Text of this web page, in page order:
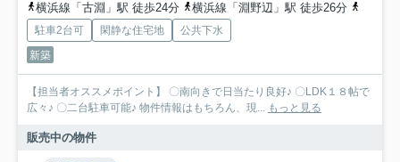
横浜線「古淵」駅 徒歩24分
横浜線「淵野辺」駅 徒歩26分
駐車2台可 閑静な住宅地
公共下水
新築
【担当者オススメポイント】 〇南向きで日当たり良好♪ 〇LDK１８帖で
広々♪ 〇二台駐車可能♪ 物件情報はもちろん、現... もっと見る
販売中の物件